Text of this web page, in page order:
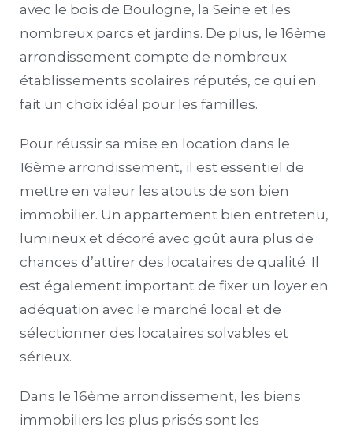
avec le bois de Boulogne, la Seine et les
nombreux parcs et jardins. De plus, le 16ème
arrondissement compte de nombreux
établissements scolaires réputés, ce qui en
fait un choix idéal pour les familles.
Pour réussir sa mise en location dans le
16ème arrondissement, il est essentiel de
mettre en valeur les atouts de son bien
immobilier. Un appartement bien entretenu,
lumineux et décoré avec goût aura plus de
chances d’attirer des locataires de qualité. Il
est également important de fixer un loyer en
adéquation avec le marché local et de
sélectionner des locataires solvables et
sérieux.
Dans le 16ème arrondissement, les biens
immobiliers les plus prisés sont les